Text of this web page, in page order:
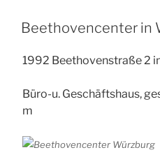
Beethovencenter in
1992 Beethovenstraße 2
Büro-u. Geschäftshaus,
m